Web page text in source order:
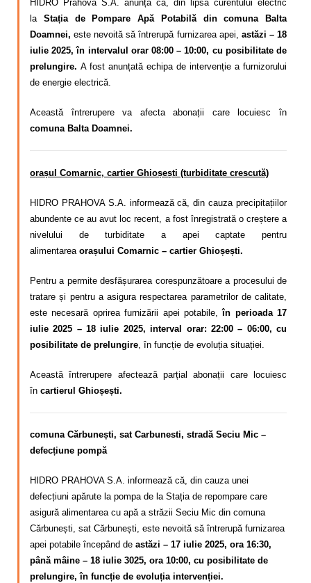
HIDRO Prahova S.A. anunță că, din lipsa curentului electric
la Stația de Pompare Apă Potabilă din comuna Balta
Doamnei,este nevoită să întrerupă furnizarea apei, astăzi – 18
iulie 2025, în intervalul orar 08:00 – 10:00, cu posibilitate de
prelungire. A fost anunțată echipa de intervenție a furnizorului
de energie electrică.
Această întrerupere va afecta abonații care locuiesc în
comuna Balta Doamnei.
orașul Comarnic, cartier Ghioșești (turbiditate crescută)
HIDRO PRAHOVA S.A. informează că, din cauza precipitațiilor
abundente ce au avut loc recent, a fost înregistrată o creștere a
nivelului de turbiditate a apei captate pentru
alimentarea orașului Comarnic – cartier Ghioșești.
Pentru a permite desfășurarea corespunzătoare a procesului de
tratare și pentru a asigura respectarea parametrilor de calitate,
este necesară oprirea furnizării apei potabile,în perioada 17
iulie 2025 – 18 iulie 2025, interval orar: 22:00 – 06:00, cu
posibilitate de prelungire , în funcție de evoluția situației.
Această întrerupere afectează parțial abonații care locuiesc
în cartierul Ghioșești.
comuna Cărbunești, sat Carbunesti, stradă Seciu Mic –
defecțiune pompă
HIDRO PRAHOVA S.A. informează că, din cauza unei
defecțiuni apărute la pompa de la Stația de repompare care
asigură alimentarea cu apă a străzii Seciu Mic din comuna
Cărbunești, sat Cărbunești, este nevoită să întrerupă furnizarea
apei potabile începând de astăzi – 17 iulie 2025, ora 16:30,
până mâine – 18 iulie 3025, ora 10:00, cu posibilitate de
prelungire, în funcție de evoluția intervenției.